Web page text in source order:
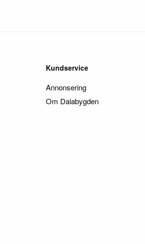
Kundservice
Annonsering
Om Dalabygden